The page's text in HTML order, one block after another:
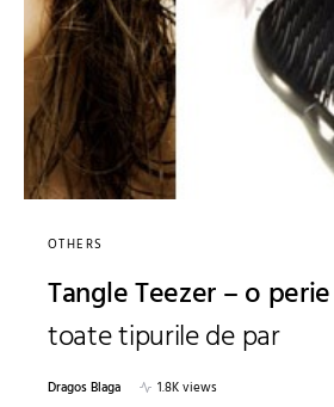
OTHERS
Tangle Teezer – o
toate tipurile de par
Dragos Blaga
1.8K views